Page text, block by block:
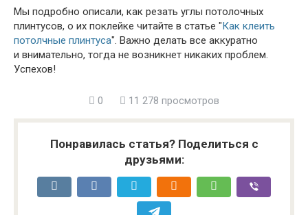
Мы подробно описали, как резать углы потолочных
плинтусов, о их поклейке читайте в статье "Как клеить
потолчные плинтуса". Важно делать все аккуратно
и внимательно, тогда не возникнет никаких проблем.
Успехов!
0 11 278 просмотров
Понравилась статья? Поделиться с
друзьями: